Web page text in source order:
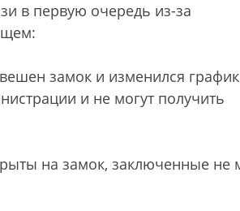
в первую очередь из-за
замок и изменился график
и не могут получить
на замок, заключенные не